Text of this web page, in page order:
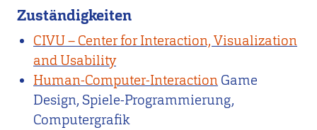
Zuständigkeiten
CIVU – Center for Interaction, Visualization
and Usability
Human-Computer-Interaction Game
Design, Spiele-Programmierung,
Computergrafik